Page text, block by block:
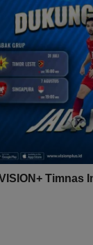
Timnas